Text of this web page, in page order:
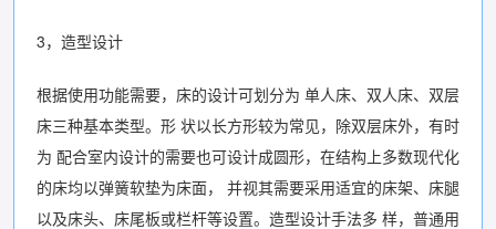
3，造型设计
根据使用功能需要，床的设计可划分为 单人床、双人床、双层
床三种基本类型。形 状以长方形较为常见，除双层床外，有时
为 配合室内设计的需要也可设计成圆形，在结构上多数现代化
的床均以弹簧软垫为床面， 并视其需要采用适宜的床架、床腿
以及床头、床尾板或栏杆等设置。造型设计手法多 样，普通用